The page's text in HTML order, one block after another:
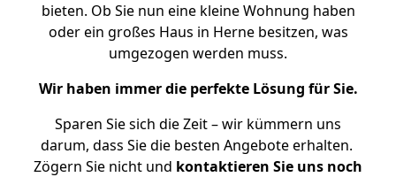
bieten. Ob Sie nun eine kleine Wohnung haben
oder ein großes Haus in Herne besitzen, was
umgezogen werden muss.
Wir haben immer die perfekte Lösung für Sie.
Sparen Sie sich die Zeit – wir kümmern uns
darum, dass Sie die besten Angebote erhalten.
Zögern Sie nicht und kontaktieren Sie uns noch